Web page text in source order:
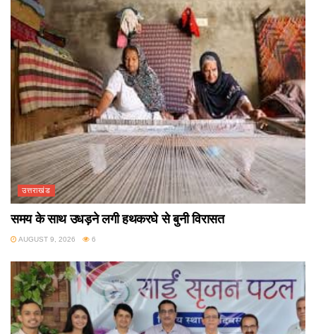
उत्तराखंड
समय के साथ उधड़ने लगी हथकरघे से बुनी विरासत
AUGUST 9, 2026 6